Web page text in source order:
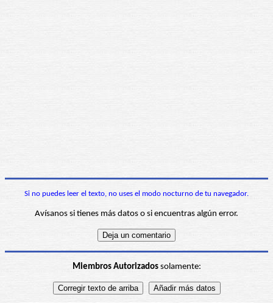
Si no puedes leer el texto, no uses el modo nocturno de tu navegador.
Avísanos si tienes más datos o si encuentras algún error.
Miembros Autorizadossolamente: